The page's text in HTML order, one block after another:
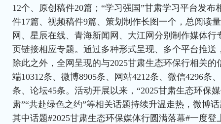
12个、原创稿件20篇；“学习强国”甘肃学习平台发布
件17篇、视频稿件9篇、策划制作长图一个，总阅读
网、星辰在线、青海新闻网、大江网分别制作媒体
页链接相应专题。通过多种形式呈现、多个平台推送
除此之外，全网呈现的与2025甘肃生态环保行相关的
端10312条、微博8905条、网站4212条、微信4296条
条、论坛45条。活动开展以来，“2025甘肃生态环保
肃”“共赴绿色之约”等相关话题持续升温走热，微博
其中话题#2025甘肃生态环保媒体行圆满落幕#一度